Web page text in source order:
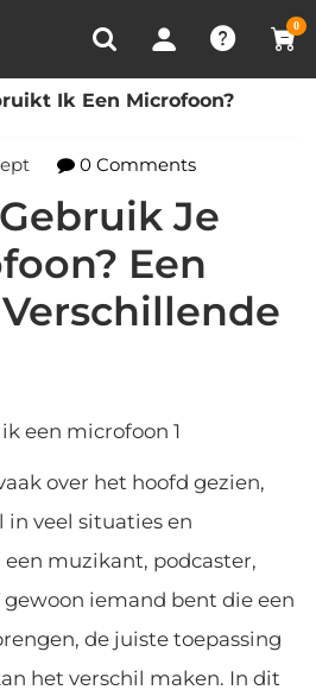
0
RECENT BEKEKEN
(0)
Gebruikt Ik Een Microfoon?
Ik Een Microfoon?
0 Comments
Je
Een
over het hoofd gezien,
in veel situaties en
muzikant, podcaster,
iemand bent die een
de juiste toepassing
het verschil maken. In dit